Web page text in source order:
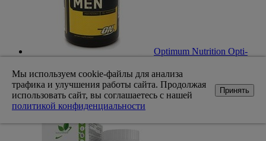
Optimum Nutrition Opti-
мужчинПроизводительOptimum
NutritionЦельВосстановление, Иммунитет
3 190Цена
В корзинуБыстрый заказ
Мы используем cookie-файлы для анализа
трафика и улучшения работы сайта. Продолжая
использовать сайт, вы соглашаетесь с нашей
политикой конфиденциальности
Принять